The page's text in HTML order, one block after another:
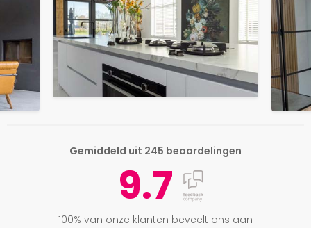
Gemiddeld uit 245 beoordelingen
9.7
100% van onze klanten beveelt ons aan